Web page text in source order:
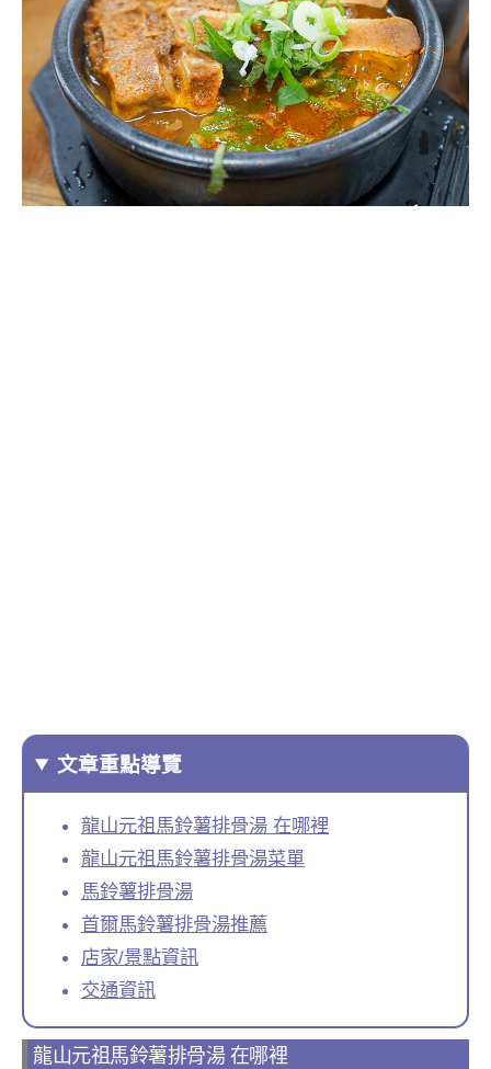
文章重點導覽
龍山元祖馬鈴薯排骨湯 在哪裡
龍山元祖馬鈴薯排骨湯菜單
馬鈴薯排骨湯
首爾馬鈴薯排骨湯推薦
店家/景點資訊
交通資訊
龍山元祖馬鈴薯排骨湯 在哪裡